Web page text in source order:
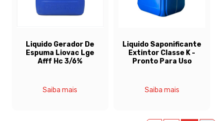
Liquido Gerador De
Espuma Liovac Lge
Afff Hc 3/6%
Saiba mais
Liquido Saponificante
Extintor Classe K -
Pronto Para Uso
Saiba mais